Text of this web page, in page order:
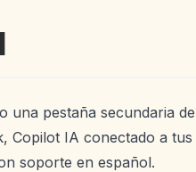
una pestaña secundaria
Copilot IA conectado a
soporte en español.